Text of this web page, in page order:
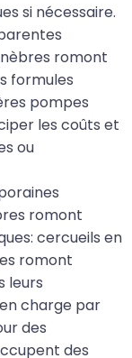
si nécessaire.
romont
formules
pompes
les coûts et
ou
romont
cercueils en
romont
leurs
charge par
des
des